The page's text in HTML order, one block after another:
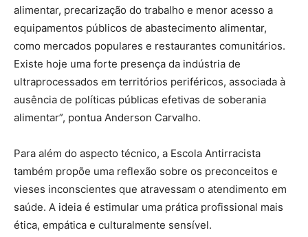
alimentar, precarização do trabalho e menor acesso a
equipamentos públicos de abastecimento alimentar,
como mercados populares e restaurantes comunitários.
Existe hoje uma forte presença da indústria de
ultraprocessados em territórios periféricos, associada à
ausência de políticas públicas efetivas de soberania
alimentar”, pontua Anderson Carvalho.
Para além do aspecto técnico, a Escola Antirracista
também propõe uma reflexão sobre os preconceitos e
vieses inconscientes que atravessam o atendimento em
saúde. A ideia é estimular uma prática profissional mais
ética, empática e culturalmente sensível.